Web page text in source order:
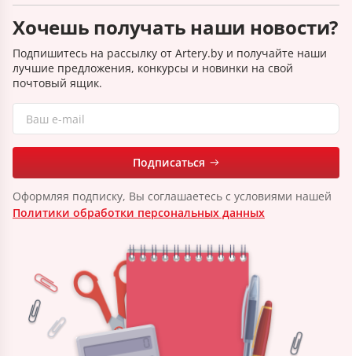
Хочешь получать наши новости?
Подпишитесь на рассылку от Artery.by и получайте наши
лучшие предложения, конкурсы и новинки на свой
почтовый ящик.
Подписаться
Оформляя подписку, Вы соглашаетесь с условиями нашей
Политики обработки персональных данных